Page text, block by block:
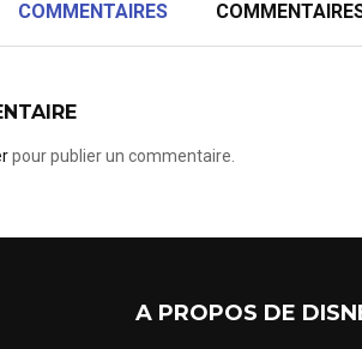
COMMENTAIRES
pour publier un commentaire.
A PROPOS DE